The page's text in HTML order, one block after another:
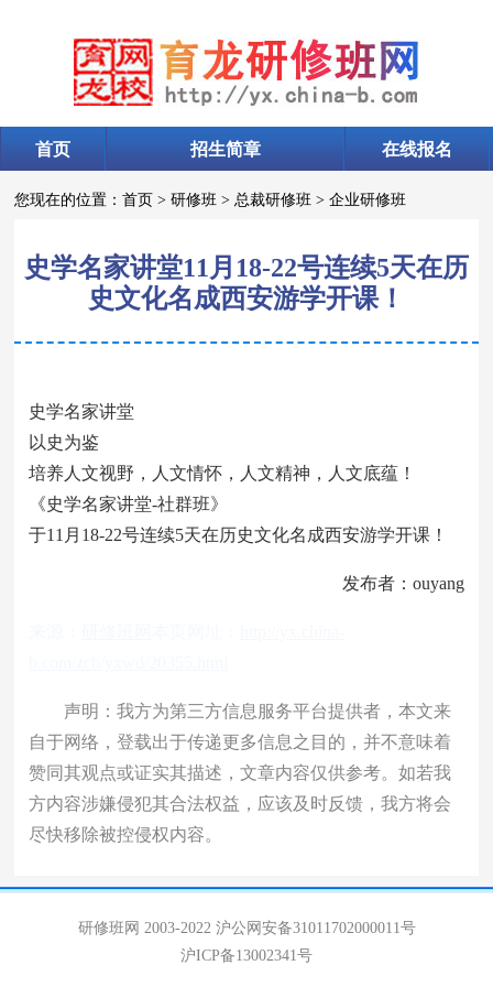
首页 招生简章 在线报名
您现在的位置：首页 >研修班 >总裁研修班 >企业研修班
史学名家讲堂11月18-22号连续5天在历
史文化名成西安游学开课！
史学名家讲堂
以史为鉴
培养人文视野，人文情怀，人文精神，人文底蕴！
《史学名家讲堂-社群班》
于11月18-22号连续5天在历史文化名成西安游学开课！
发布者：ouyang
声明：我方为第三方信息服务平台提供者，本文来
自于网络，登载出于传递更多信息之目的，并不意味着
赞同其观点或证实其描述，文章内容仅供参考。如若我
方内容涉嫌侵犯其合法权益，应该及时反馈，我方将会
尽快移除被控侵权内容。
研修班网 2003-2022 沪公网安备31011702000011号
沪ICP备13002341号